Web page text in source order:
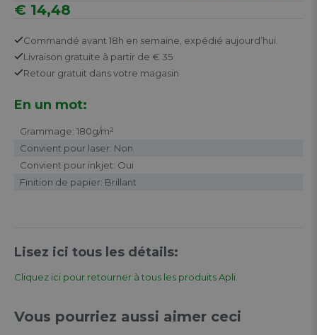
€ 14,48
Commandé avant 18h en semaine, expédié aujourd’hui.
Livraison gratuite à partir de € 35
Retour gratuit dans votre magasin
En un mot:
Grammage: 180g/m²
Convient pour laser: Non
Convient pour inkjet: Oui
Finition de papier: Brillant
Lisez ici tous les détails:
Cliquez ici pour retourner à tous les produits Apli.
Vous pourriez aussi aimer ceci